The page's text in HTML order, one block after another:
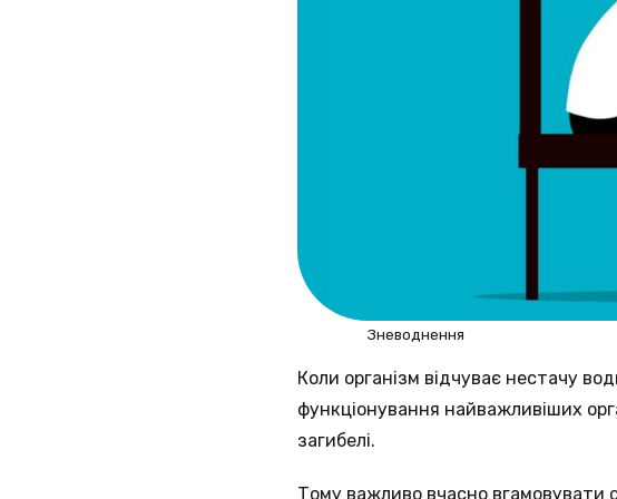
Зневоднення
Коли організм відчуває нестачу
функціонування найважливіших
загибелі.
Тому важливо вчасно вгамовувати